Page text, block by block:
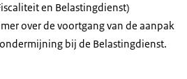
en Belastingdienst)
over de voortgang van de aanpak
bij de Belastingdienst.